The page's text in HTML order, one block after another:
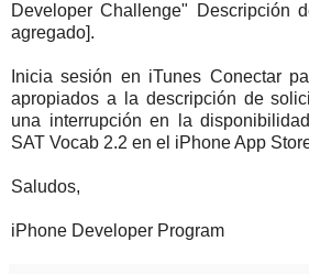
Developer Challenge" Descripción
agregado].
Inicia sesión en iTunes Conectar
apropiados a la descripción de
una interrupción en la
SAT Vocab 2.2 en el iPhone App
Saludos,
iPhone Developer Program